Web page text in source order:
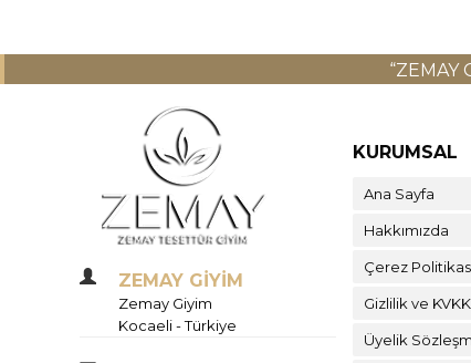
“ZEMAY
ZEMAY GİYİM
Zemay Giyim
Kocaeli - Türkiye
KURUMSAL
Ana Sayfa
Hakkımızda
Çerez
Gizlilik ve KVKK
Üyelik